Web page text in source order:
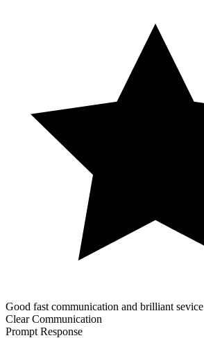
Good fast communication and brilliant sevice
Clear Communication
Prompt Response